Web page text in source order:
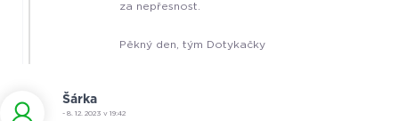
za nepřesnost.
Pěkný den, tým Dotykačky
Šárka
- 8. 12. 2023 v 19:42